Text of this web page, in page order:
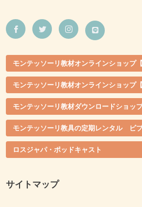
モンテッソーリ教材オンラインショップ
モンテッソーリ教材オンラインショップ
モンテッソーリ教材ダウンロードショッ
モンテッソーリ教具の定期レンタル ビ
ロスジャパ・ポッドキャスト
サイトマップ